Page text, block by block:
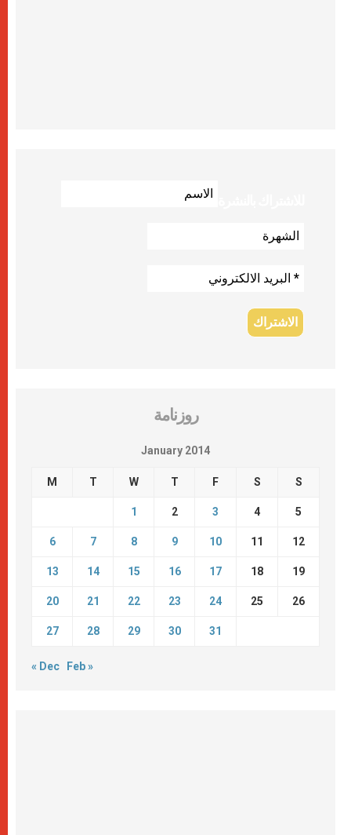
روزنامة
January 2014
M T W T F S S
1 2 3 4 5
6 7 8 9 10 11 12
13 14 15 16 17 18 19
20 21 22 23 24 25 26
27 28 29 30 31
« Dec Feb »